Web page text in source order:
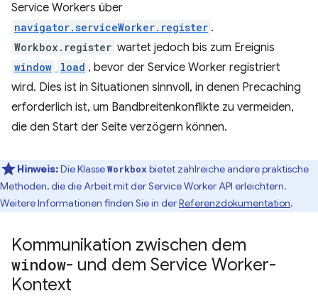
Service Workers über
navigator.serviceWorker.register .
Workbox.register wartet jedoch bis zum Ereignis
window load , bevor der Service Worker registriert
wird. Dies ist in Situationen sinnvoll, in denen Precaching
erforderlich ist, um Bandbreitenkonflikte zu vermeiden,
die den Start der Seite verzögern können.
Hinweis:Die KlasseWorkbox bietet zahlreiche andere praktische
Methoden, die die Arbeit mit der Service Worker API erleichtern.
Weitere Informationen finden Sie in derReferenzdokumentation.
Kommunikation zwischen dem
window- und dem Service Worker-
Kontext